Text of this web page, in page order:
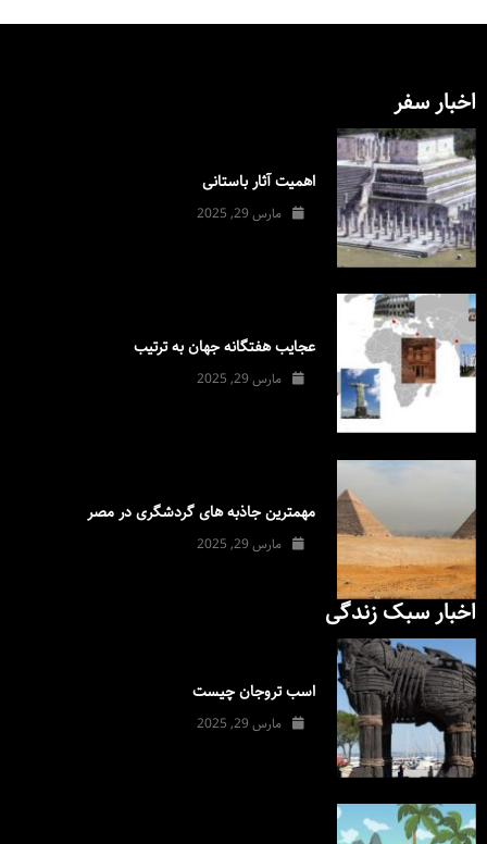
اخبار سفر
اهمیت آثار باستانی
مارس 29, 2025
عجایب هفتگانه جهان به ترتیب
مارس 29, 2025
مهمترین جاذبه های گردشگری در مصر
مارس 29, 2025
اخبار سبک زندگی
اسب تروجان چیست
مارس 29, 2025